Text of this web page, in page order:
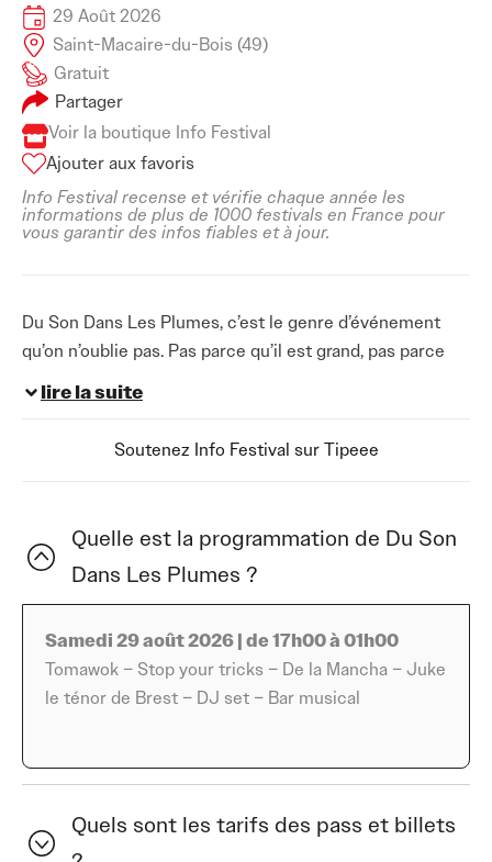
29 Août 2026
Saint-Macaire-du-Bois (49)
Gratuit
Partager
Voir la boutique Info Festival
Ajouter aux favoris
Info Festival recense et vérifie chaque année les
informations de plus de 1000 festivals en France pour
vous garantir des infos fiables et à jour.
Du Son Dans Les Plumes, c’est le genre d’événement
qu’on n’oublie pas. Pas parce qu’il est grand, pas parce
qu’il est spectaculaire au sens clinquant du terme, mais
parce qu’il est vrai. Ancré dans le village de Saint-
Macaire-du-Bois, en Maine-et-Loire, ce festival de
musique gratuit rassemble le temps d’une soirée tout ce
retrouver.
Le 29 août 2026, de 17h00 à 01h00, Du Son Dans Les
Plumes ouvre ses portes à tout le monde. Aux enfants
qui découvrent. Aux grands qui redécouvrent. Aux
voisins, aux familles, aux amis qu’on n’a pas vus depuis
trop longtemps. C’est un festival pensé sans barrière
peur de mélanger les styles.
Du côté des artistes, la soirée s’annonce aussi
lire la suite
Soutenez Info Festival sur Tipeee
Quelle est la programmation de Du Son
Dans Les Plumes ?
Samedi 29 août 2026 | de 17h00 à 01h00
Tomawok – Stop your tricks – De la Mancha – Juke
le ténor de Brest – DJ set – Bar musical
Quels sont les tarifs des pass et billets